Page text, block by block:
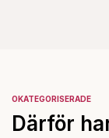
OKATEGORISERADE
Därför